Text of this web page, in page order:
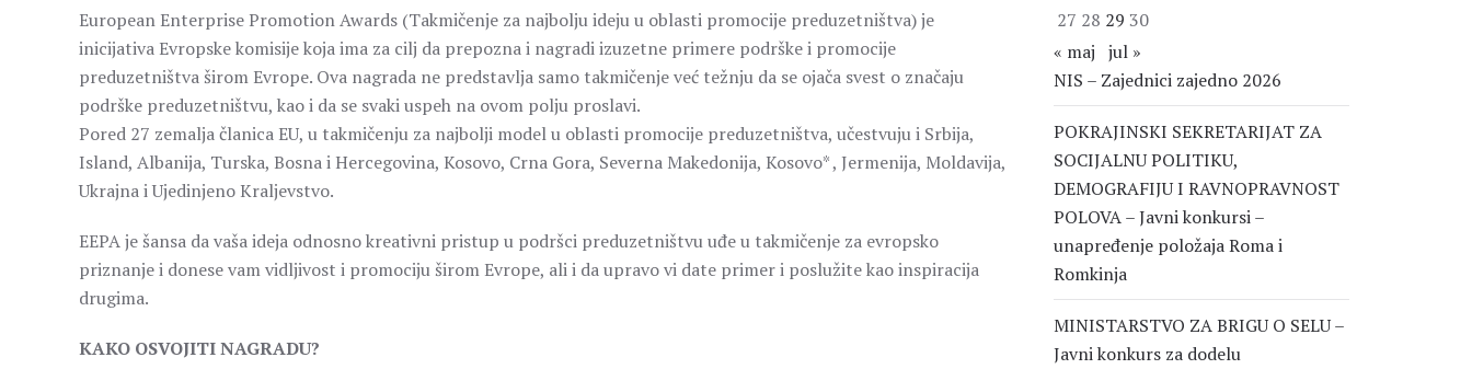
European Enterprise Promotion Awards (Takmičenje za najbolju ideju u oblasti promocije preduzetništva) je
inicijativa Evropske komisije koja ima za cilj da prepozna i nagradi izuzetne primere podrške i promocije
preduzetništva širom Evrope. Ova nagrada ne predstavlja samo takmičenje već težnju da se ojača svest o značaju
podrške preduzetništvu, kao i da se svaki uspeh na ovom polju proslavi.
Pored 27 zemalja članica EU, u takmičenju za najbolji model u oblasti promocije preduzetništva, učestvuju i Srbija,
Island, Albanija, Turska, Bosna i Hercegovina, Kosovo, Crna Gora, Severna Makedonija, Kosovo* , Jermenija, Moldavija,
Ukrajna i Ujedinjeno Kraljevstvo.
EEPA je šansa da vaša ideja odnosno kreativni pristup u podršci preduzetništvu uđe u takmičenje za evropsko
priznanje i donese vam vidljivost i promociju širom Evrope, ali i da upravo vi date primer i poslužite kao inspiracija
drugima.
KAKO OSVOJITI NAGRADU?
27 28 29 30
« maj jul »
NIS – Zajednici zajedno 2026
POKRAJINSKI SEKRETARIJAT ZA
SOCIJALNU POLITIKU,
DEMOGRAFIJU I RAVNOPRAVNOST
POLOVA – Javni konkursi –
unapređenje položaja Roma i
Romkinja
MINISTARSTVO ZA BRIGU O SELU –
Javni konkurs za dodelu